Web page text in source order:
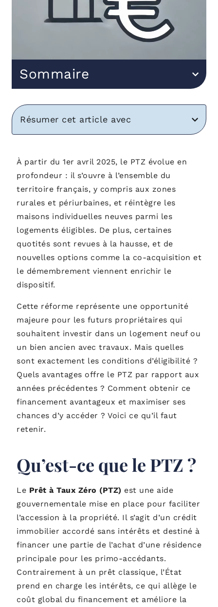
Sommaire
Résumer cet article avec
À partir du 1er avril 2025, le PTZ évolue en
profondeur : il s’ouvre à l’ensemble du
territoire français, y compris aux zones
rurales et périurbaines, et réintègre les
maisons individuelles neuves parmi les
logements éligibles. De plus, certaines
quotités sont revues à la hausse, et de
nouvelles options comme la co-acquisition et
le démembrement viennent enrichir le
dispositif.
Cette réforme représente une opportunité
majeure pour les futurs propriétaires qui
souhaitent investir dans un logement neuf ou
un bien ancien avec travaux. Mais quelles
sont exactement les conditions d’éligibilité ?
Quels avantages offre le PTZ par rapport aux
années précédentes ? Comment obtenir ce
financement avantageux et maximiser ses
chances d’y accéder ? Voici ce qu’il faut
retenir.
Qu’est-ce que le PTZ ?
Le Prêt à Taux Zéro (PTZ) est une aide
gouvernementale mise en place pour faciliter
l’accession à la propriété. Il s’agit d’un crédit
immobilier accordé sans intérêts et destiné à
financer une partie de l’achat d’une résidence
principale pour les primo-accédants.
Contrairement à un prêt classique, l’État
prend en charge les intérêts, ce qui allège le
coût global du financement et améliore la